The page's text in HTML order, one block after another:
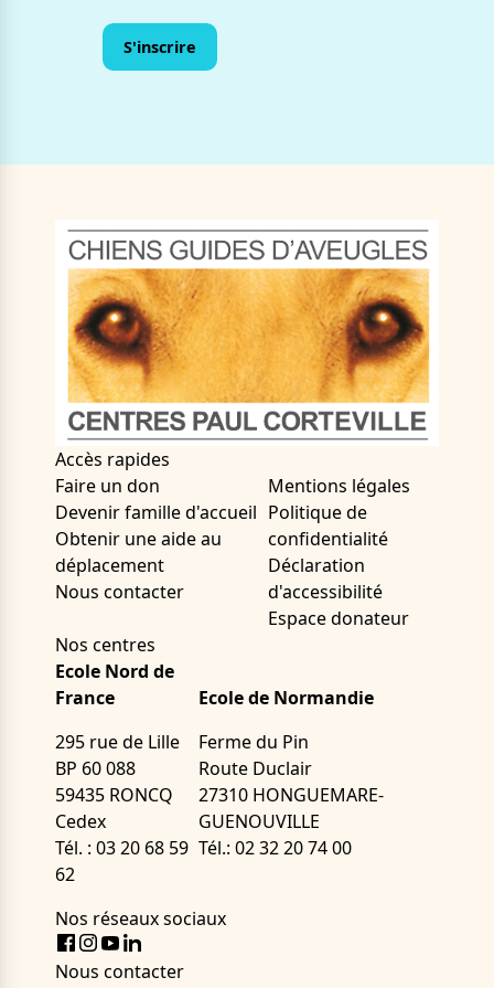
Accès rapides
Faire un don
Devenir famille d'accueil
Obtenir une aide au
déplacement
Nous contacter
Mentions légales
Politique de
confidentialité
Déclaration
d'accessibilité
Espace donateur
Nos centres
Ecole Nord de
France
295 rue de Lille
BP 60 088
59435 RONCQ
Cedex
Tél. : 03 20 68 59
62
Ecole de Normandie
Ferme du Pin
Route Duclair
27310 HONGUEMARE-
GUENOUVILLE
Tél.: 02 32 20 74 00
Nos réseaux sociaux
Facebook
Instagram
Youtube
Nous contacter